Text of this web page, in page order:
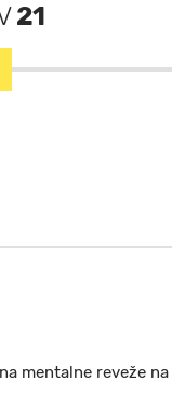
21
mentalne reveže na